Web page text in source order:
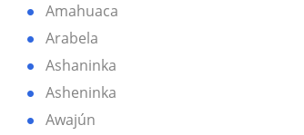
Amahuaca
Arabela
Ashaninka
Asheninka
Awajún